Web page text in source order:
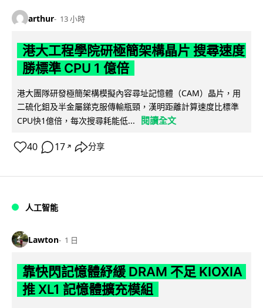
arthur 13 小時
港大工程學院研極簡架構晶片 搜尋速度
勝標準 CPU 1 億倍
港大團隊研發極簡架構模擬內容尋址記憶體（CAM）晶片，用
二硫化鉬及半金屬銻克服傳輸瓶頸，漢明距離計算速度比標準
CPU快1億倍，每次搜尋耗能低...
閱讀全文
40 17 ↗ 分享
人工智能
Lawton 1 日
靠快閃記憶體紓緩 DRAM 不足 KIOXIA
推 XL1 記憶體擴充模組